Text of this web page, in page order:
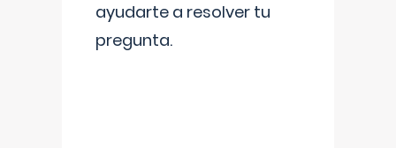
ayudarte a resolver tu
pregunta.